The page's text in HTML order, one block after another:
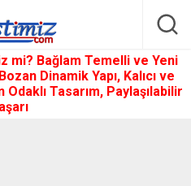
mi? Bağlam Temelli ve Yeni
Dinamik Yapı, Kalıcı ve
Tasarım, Paylaşılabilir